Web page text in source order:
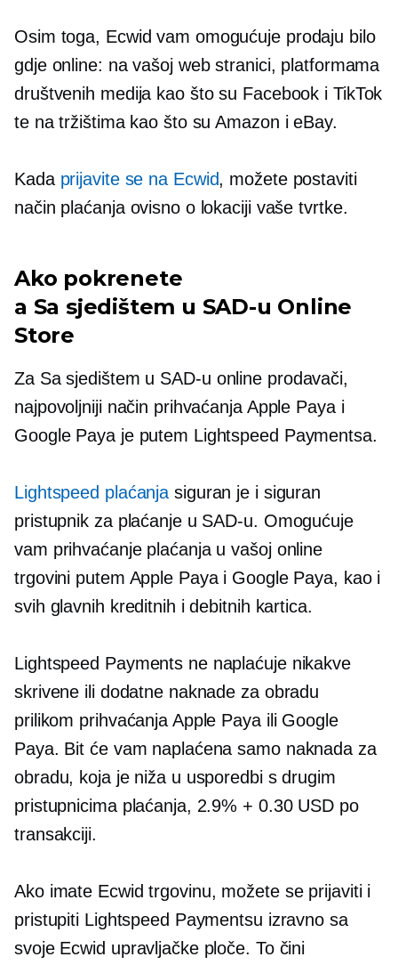
Osim toga, Ecwid vam omogućuje prodaju bilo
gdje online: na vašoj web stranici, platformama
društvenih medija kao što su Facebook i TikTok
te na tržištima kao što su Amazon i eBay.
Kada prijavite se na Ecwid, možete postaviti
način plaćanja ovisno o lokaciji vaše tvrtke.
Ako pokrenete
a Sa sjedištem u SAD-u Online
Store
Za Sa sjedištem u SAD-u online prodavači,
najpovoljniji način prihvaćanja Apple Paya i
Google Paya je putem Lightspeed Paymentsa.
Lightspeed plaćanja siguran je i siguran
pristupnik za plaćanje u SAD-u. Omogućuje
vam prihvaćanje plaćanja u vašoj online
trgovini putem Apple Paya i Google Paya, kao i
svih glavnih kreditnih i debitnih kartica.
Lightspeed Payments ne naplaćuje nikakve
skrivene ili dodatne naknade za obradu
prilikom prihvaćanja Apple Paya ili Google
Paya. Bit će vam naplaćena samo naknada za
obradu, koja je niža u usporedbi s drugim
pristupnicima plaćanja, 2.9% + 0.30 USD po
transakciji.
Ako imate Ecwid trgovinu, možete se prijaviti i
pristupiti Lightspeed Paymentsu izravno sa
svoje Ecwid upravljačke ploče. To čini